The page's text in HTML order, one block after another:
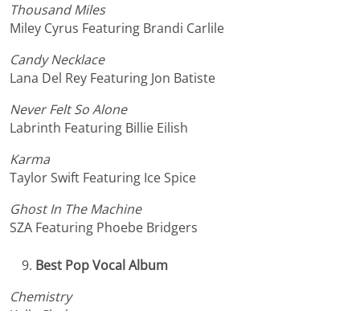
Thousand Miles
Miley Cyrus Featuring Brandi Carlile
Candy Necklace
Lana Del Rey Featuring Jon Batiste
Never Felt So Alone
Labrinth Featuring Billie Eilish
Karma
Taylor Swift Featuring Ice Spice
Ghost In The Machine
SZA Featuring Phoebe Bridgers
Best Pop Vocal Album
Chemistry